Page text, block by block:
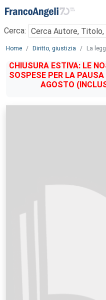
Menu
Cerca:
Main content
Home Diritto, giustizia La
CHIUSURA ESTIVA: LE
SOSPESE PER LA
AGOSTO